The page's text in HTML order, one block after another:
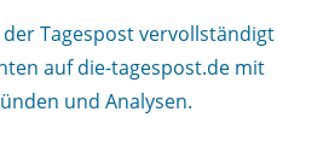
Tagespost vervollständigt
auf die-tagespost.de mit
und Analysen.